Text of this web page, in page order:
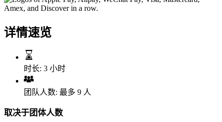
详情速览
时长: 3 小时
团队人数: 最多 9 人
取决于团体人数